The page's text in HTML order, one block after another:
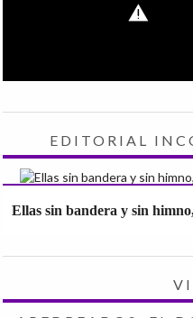
EDITORIAL
Ellas sin bandera y sin